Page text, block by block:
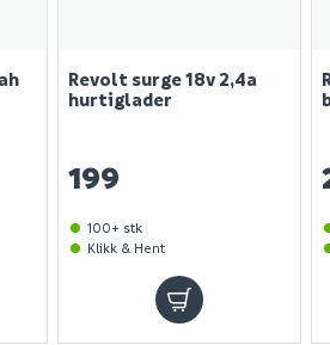
Revolt surge 18v 2,4a
hurtiglader
199
100+ stk
Klikk & Hent